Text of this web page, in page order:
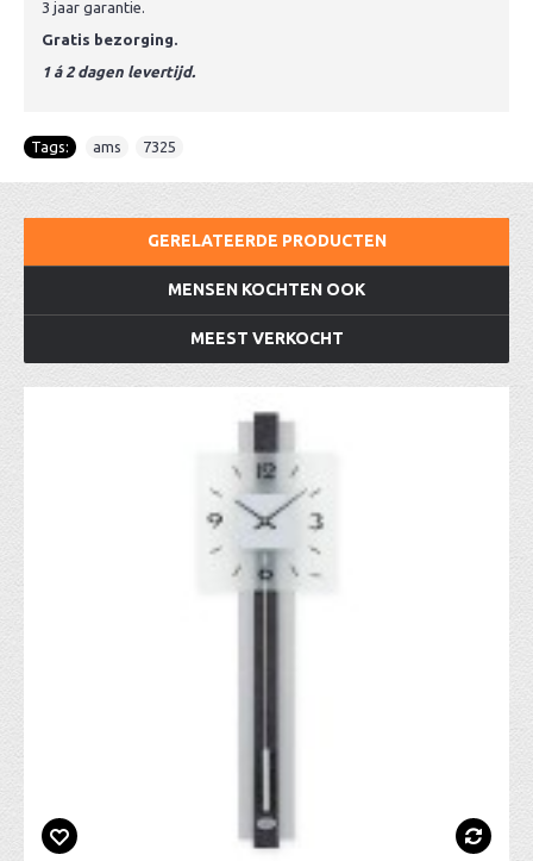
3 jaar garantie.
Gratis bezorging.
1 á 2 dagen levertijd.
Tags: ams 7325
GERELATEERDE PRODUCTEN
MENSEN KOCHTEN OOK
MEEST VERKOCHT